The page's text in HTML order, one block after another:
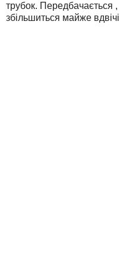
трубок. Передбачається ,
збільшиться майже